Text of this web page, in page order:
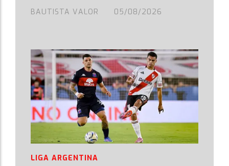
BAUTISTA VALOR 05/08/2026
LIGA ARGENTINA